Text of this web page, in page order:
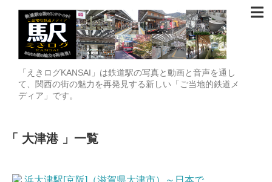
「えきログKANSAI」は鉄道駅の写真と動画と音声を通し
て、関西の街の魅力を再発見する新しい「ご当地的鉄道メ
ディア」です。
大津港 一覧